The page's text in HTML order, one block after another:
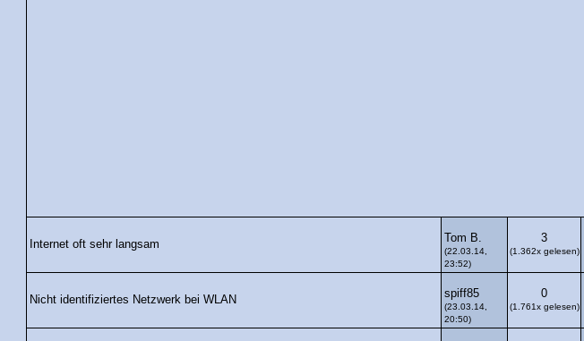
Internet oft sehr langsam
Tom B.
(22.03.14,
23:52)
3
(1.362x gelesen)
Nicht identifiziertes Netzwerk bei WLAN
spiff85
(23.03.14,
20:50)
0
(1.761x gelesen)